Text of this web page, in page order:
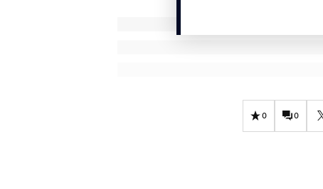
0 0